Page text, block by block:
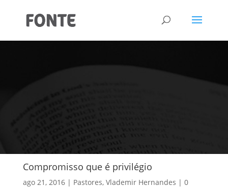
Compromisso que é privilégio
ago 21, 2016 Pastores, Vlademir Hernandes
0